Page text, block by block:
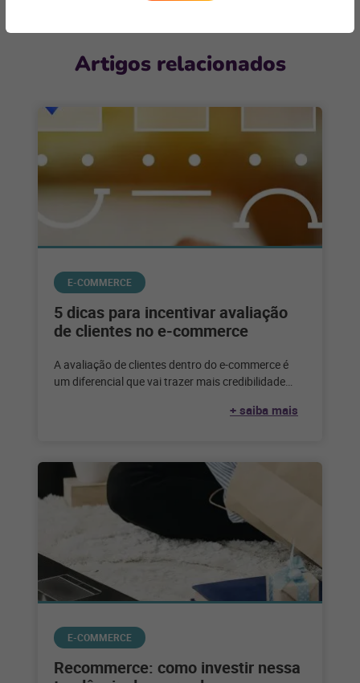
Artigos relacionados
E-COMMERCE
5 dicas para incentivar avaliação
de clientes no e-commerce
A avaliação de clientes dentro do e-commerce é
um diferencial que vai trazer mais credibilidade
+ saiba mais
E-COMMERCE
Recommerce: como investir nessa